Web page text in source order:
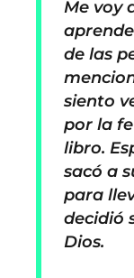
Me voy
de las
siento
por la
libro.
sacó a
para
decidió
Dios.